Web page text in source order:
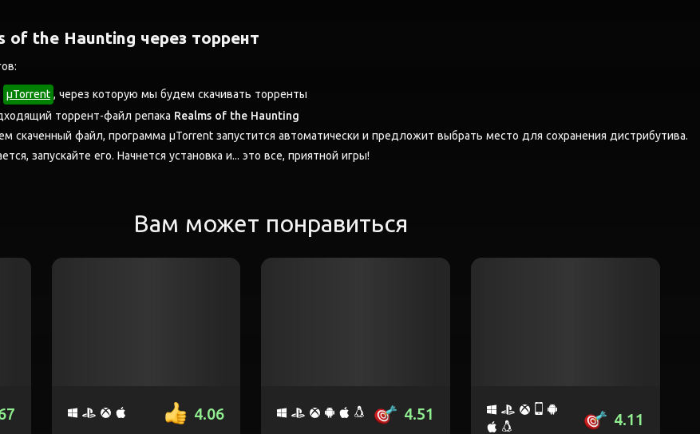
of the Haunting через торрент
μTorrent , через которую мы будем скачивать торренты
торрент-файл репака Realms of the Haunting
скаченный файл, программа μTorrent запустится автоматически и предложит выбрать место для сохранения дистрибутива.
запускайте его. Начнется установка и... это все, приятной игры!
Вам может понравиться
4.06 4.51 4.11